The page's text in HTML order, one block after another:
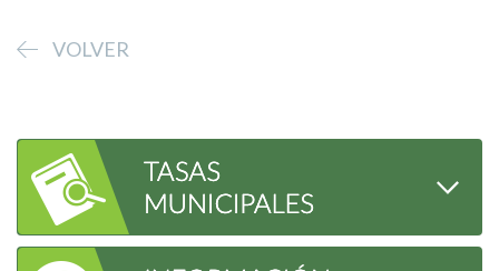
VOLVER